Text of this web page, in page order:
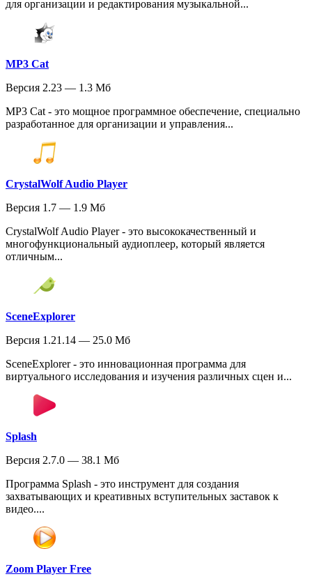
для организации и редактирования музыкальной...
MP3 Cat
Версия 2.23 — 1.3 Мб
MP3 Cat - это мощное программное обеспечение, специально
разработанное для организации и управления...
CrystalWolf Audio Player
Версия 1.7 — 1.9 Мб
CrystalWolf Audio Player - это высококачественный и
многофункциональный аудиоплеер, который является
отличным...
SceneExplorer
Версия 1.21.14 — 25.0 Мб
SceneExplorer - это инновационная программа для
виртуального исследования и изучения различных сцен и...
Splash
Версия 2.7.0 — 38.1 Мб
Программа Splash - это инструмент для создания
захватывающих и креативных вступительных заставок к
видео....
Zoom Player Free